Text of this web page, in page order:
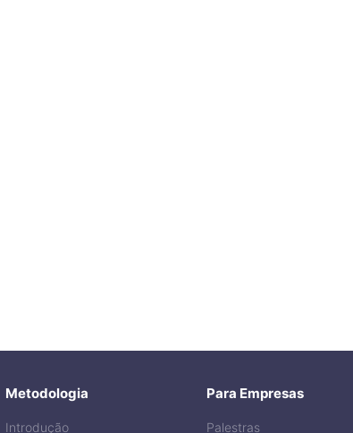
Metodologia
Introdução
Para Empresas
Palestras